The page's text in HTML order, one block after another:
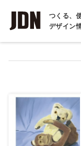
つくる、
デザイン
インタビュー
COLUMN
コラム